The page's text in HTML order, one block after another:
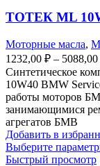
ТОТЕК ML
Моторные масла,
1232,00 ₽ – 5088,00
Синтетическое
10W40 BMW
работы моторов
занимающимися
агрегатов БМВ
Добавить в
Выберите
Быстрый просмотр